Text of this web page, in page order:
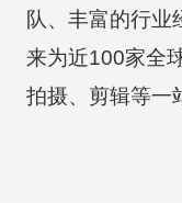
队、丰富的行业
来为近100家全
拍摄、剪辑等一